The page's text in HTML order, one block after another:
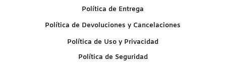
Política de Entrega
Política de Devoluciones y Cancelaciones
Política de Uso y Privacidad
Política de Seguridad